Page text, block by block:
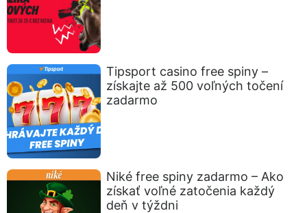
Tipsport casino free spiny –
získajte až 500 voľných točení
zadarmo
Niké free spiny zadarmo – Ako
získať voľné zatočenia každý
deň v týždni